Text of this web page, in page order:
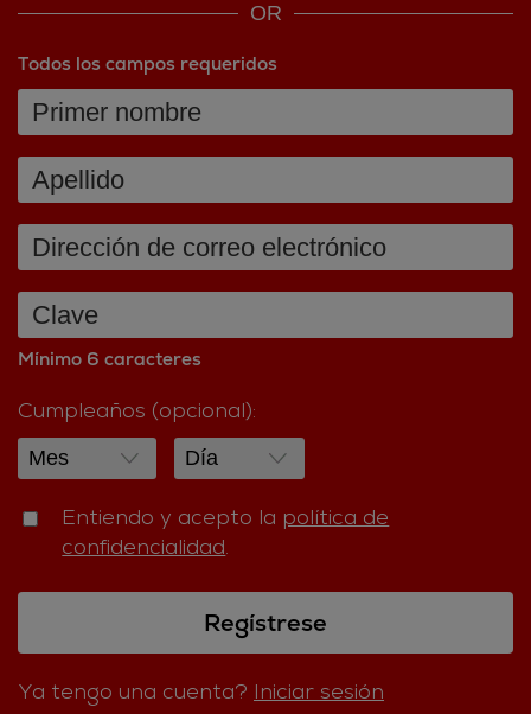
OR
Todos los campos requeridos
Mínimo 6 caracteres
Cumpleaños (opcional):
Entiendo y acepto la política de
confidencialidad.
Regístrese
Ya tengo una cuenta? Iniciar sesión